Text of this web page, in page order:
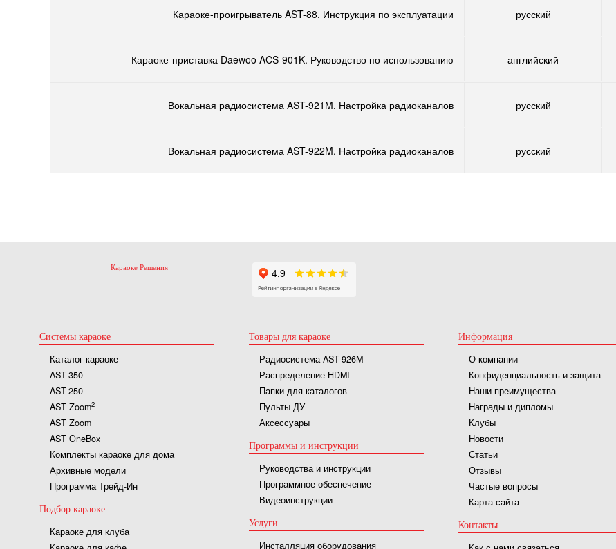
Караоке-проигрыватель AST-88. Инструкция по эксплуатации русский
Караоке-приставка Daewoo ACS-901K. Руководство по использованию английский
Вокальная радиосистема AST-921M. Настройка радиоканалов русский
Вокальная радиосистема AST-922M. Настройка радиоканалов русский
Караоке Решения
Системы караоке
Каталог караоке
AST-350
AST-250
AST Zoom2
AST Zoom
AST OneBox
Комплекты караоке для дома
Архивные модели
Программа Трейд-Ин
Подбор караоке
Караоке для клуба
Товары для караоке
Радиосистема AST-926M
Распределение HDMI
Папки для каталогов
Пульты ДУ
Аксессуары
Программы и инструкции
Руководства и инструкции
Программное обеспечение
Видеоинструкции
Услуги
Инсталляция оборудования
Информация
О компании
Конфиденциальность и защита
Наши преимущества
Награды и дипломы
Клубы
Новости
Статьи
Отзывы
Частые вопросы
Карта сайта
Контакты